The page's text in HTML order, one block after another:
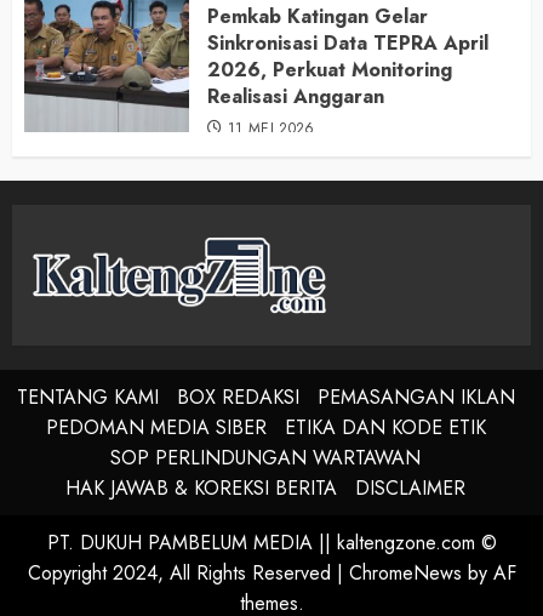
Pemkab Katingan Gelar
Sinkronisasi Data TEPRA April
2026, Perkuat Monitoring
Realisasi Anggaran
11 MEI 2026
TENTANG KAMI BOX REDAKSI
PEMASANGAN IKLAN
PEDOMAN MEDIA SIBER
ETIKA DAN KODE ETIK
SOP PERLINDUNGAN WARTAWAN
HAK JAWAB & KOREKSI BERITA
DISCLAIMER
PT. DUKUH PAMBELUM MEDIA || kaltengzone.com ©
Copyright 2024, All Rights Reserved | ChromeNews by AF
themes.